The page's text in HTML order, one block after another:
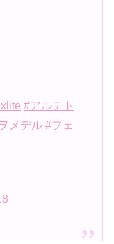
#アルテト
メデル #フェ